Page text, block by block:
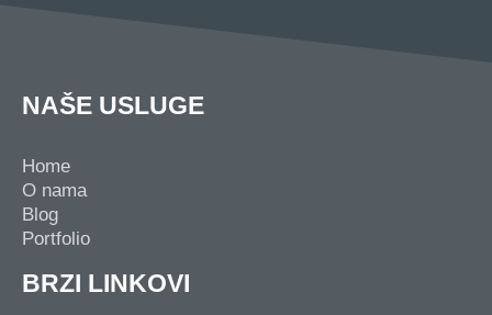
NAŠE USLUGE
Home
O nama
Blog
Portfolio
BRZI LINKOVI